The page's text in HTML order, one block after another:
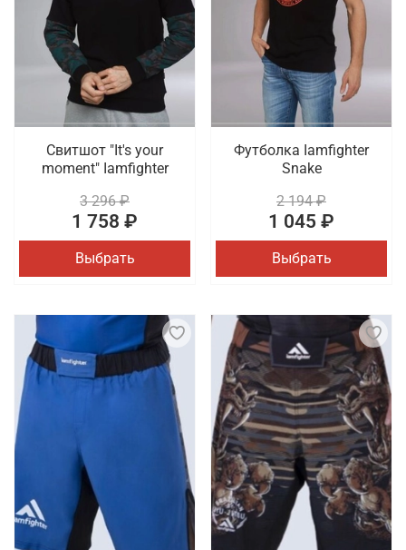
Свитшот "It's your
moment" Iamfighter
3 296 ₽
1 758 ₽
Выбрать
Футболка Iamfighter
Snake
2 194 ₽
1 045 ₽
Выбрать